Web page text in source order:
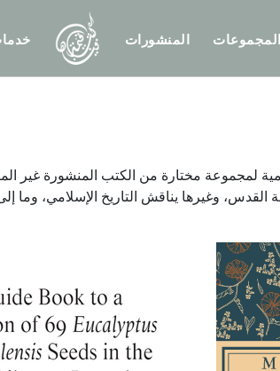
المجموعات المنشورات
رقمية لمجموعة مختارة من الكتب المنشورة
القدس، وغيرها يناقش التاريخ الإسلامي،